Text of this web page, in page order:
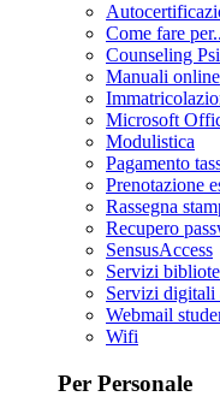
Come fare
Counseling
Manuali online
Microsoft
Modulistica
Pagamento
Prenotazione
Rassegna
Recupero
SensusAccess
Servizi
Servizi digitali
Webmail
Wifi
Per Personale